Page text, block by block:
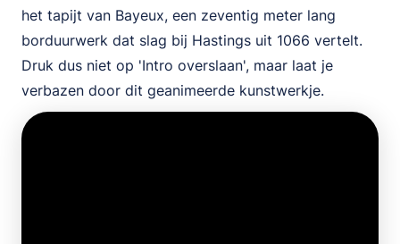
het tapijt van Bayeux, een zeventig meter lang
borduurwerk dat slag bij Hastings uit 1066 vertelt.
Druk dus niet op 'Intro overslaan', maar laat je
verbazen door dit geanimeerde kunstwerkje.